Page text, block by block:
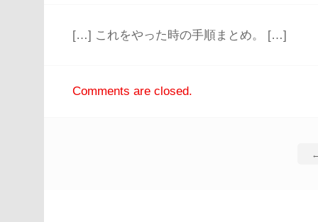
[…] これをやった時の手順まとめ。 […]
Comments are closed.
←